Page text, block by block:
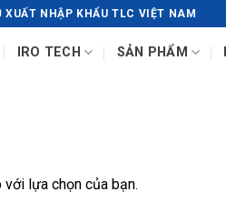
NHẬP KHẨU TLC VIỆT NAM
IRO TECH SẢN PHẨM
lựa chọn của bạn.